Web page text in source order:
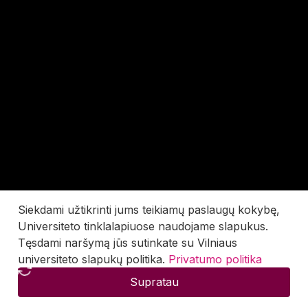
Siekdami užtikrinti jums teikiamų paslaugų kokybę,
Universiteto tinklalapiuose naudojame slapukus.
Tęsdami naršymą jūs sutinkate su Vilniaus
universiteto slapukų politika. Privatumo politika
Supratau